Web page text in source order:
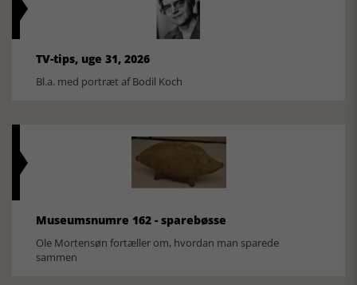
TV-tips, uge 31, 2026
Bl.a. med portræt af Bodil Koch
Museumsnumre 162 - sparebøsse
Ole Mortensøn fortæller om, hvordan man sparede
sammen